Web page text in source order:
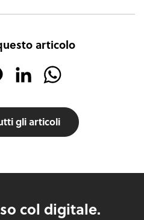
articolo
MessengerLinkedIn
gli articoli
col digitale.